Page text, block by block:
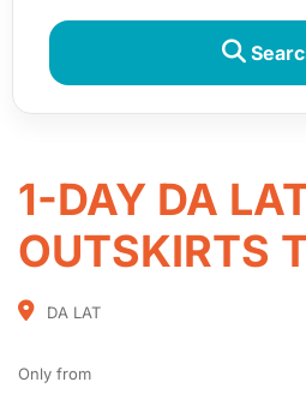
1-DAY DA
OUTSKIRTS
DA LAT
Only from